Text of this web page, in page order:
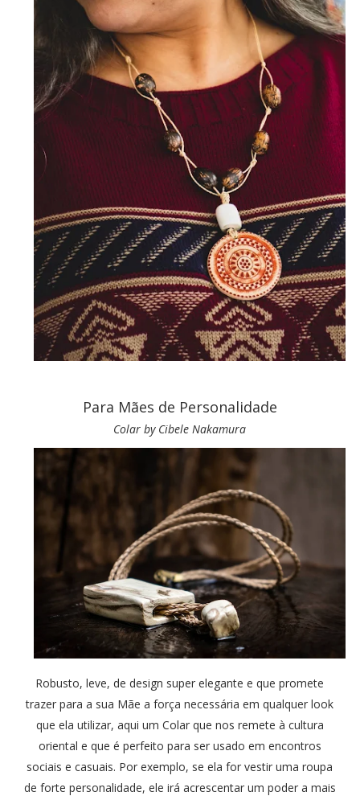
Para Mães de Personalidade
Colar by Cibele Nakamura
Robusto, leve, de design super elegante e que promete
trazer para a sua Mãe a força necessária em qualquer look
que ela utilizar, aqui um Colar que nos remete à cultura
oriental e que é perfeito para ser usado em encontros
sociais e casuais. Por exemplo, se ela for vestir uma roupa
de forte personalidade, ele irá acrescentar um poder a mais